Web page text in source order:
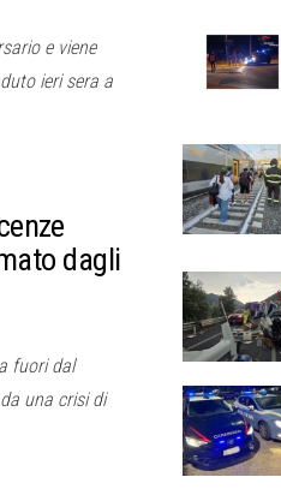
e viene
ieri sera a
dagli
fuori dal
una crisi di